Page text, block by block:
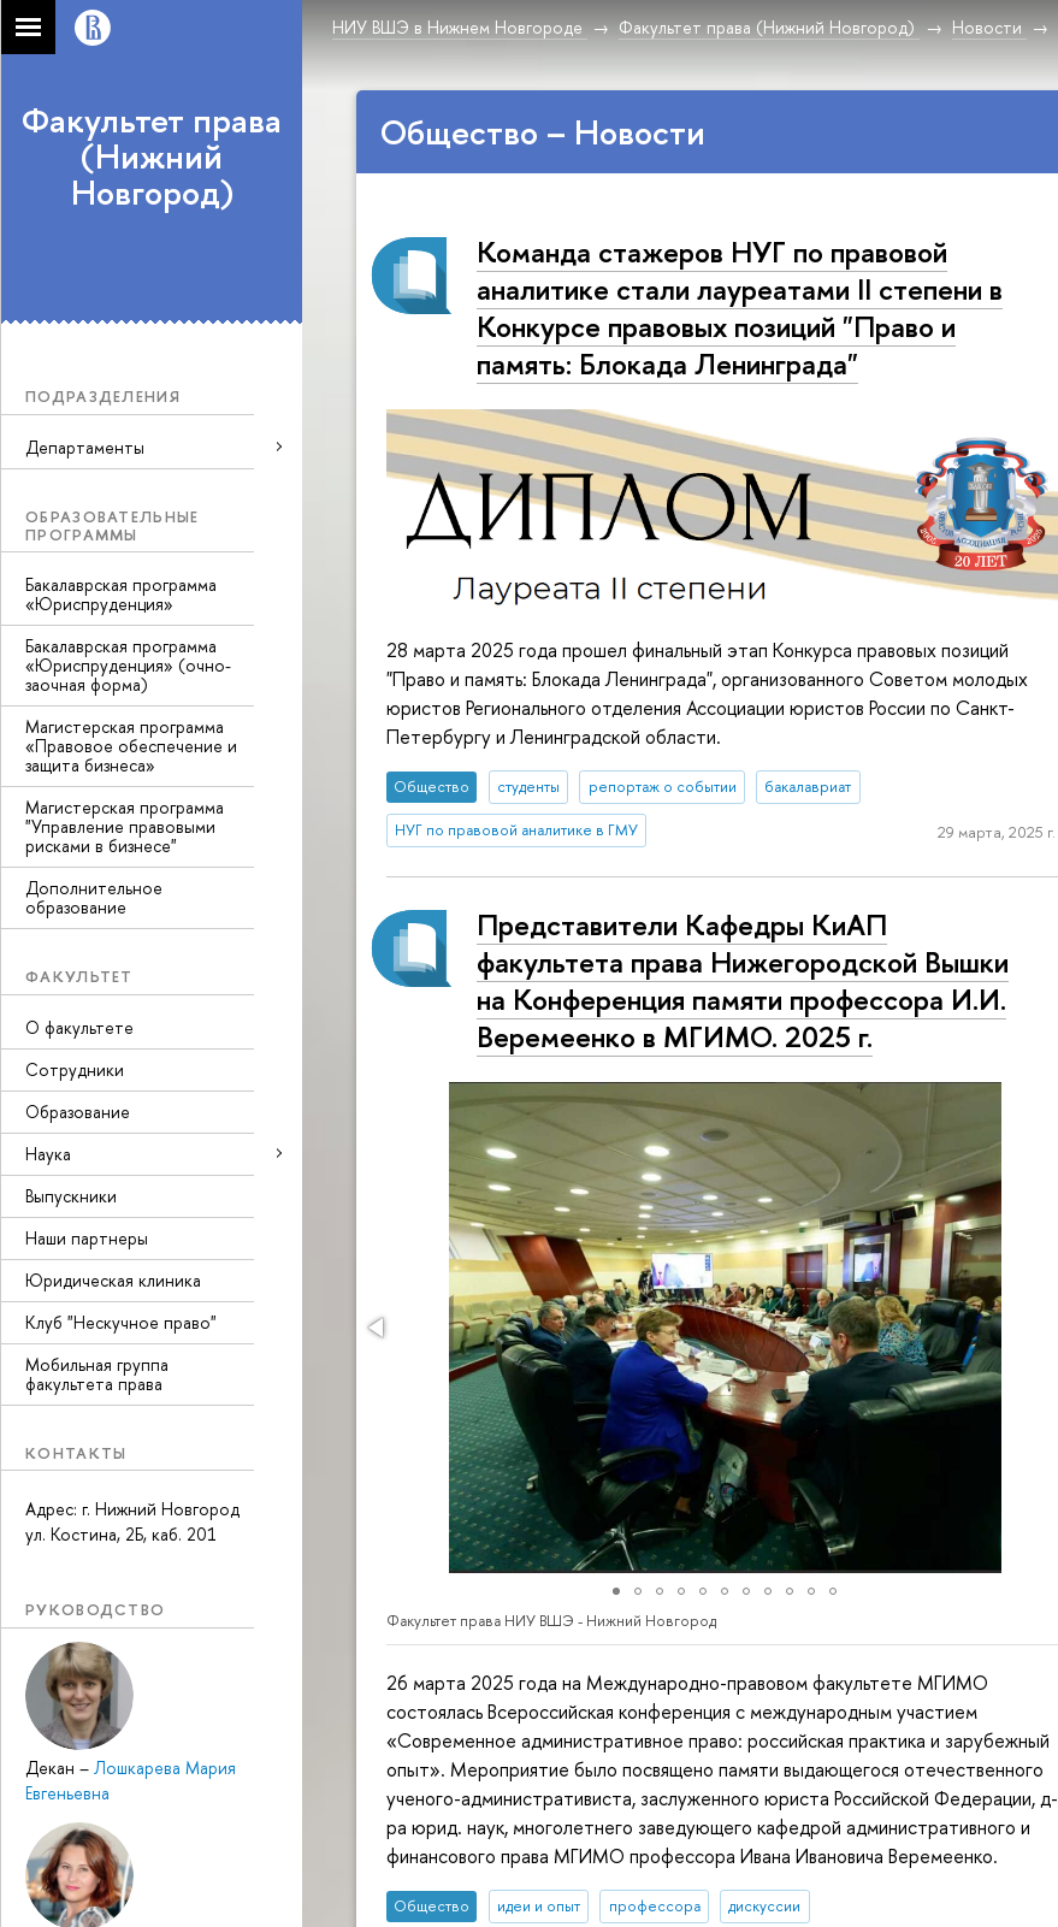
НИУ ВШЭ в Нижнем Новгороде Факультет права (Нижний Новгород) Новости
Факультет права
(Нижний
Новгород)
ПОДРАЗДЕЛЕНИЯ
Департаменты
ОБРАЗОВАТЕЛЬНЫЕ
ПРОГРАММЫ
Бакалаврская программа
«Юриспруденция»
Бакалаврская программа
«Юриспруденция» (очно-
заочная форма)
Магистерская программа
«Правовое обеспечение и
защита бизнеса»
Магистерская программа
"Управление правовыми
рисками в бизнесе"
Дополнительное
образование
ФАКУЛЬТЕТ
О факультете
Сотрудники
Образование
Наука
Выпускники
Наши партнеры
Юридическая клиника
Клуб "Нескучное право"
Мобильная группа
факультета права
КОНТАКТЫ
Адрес: г. Нижний Новгород
ул. Костина, 2Б, каб. 201
РУКОВОДСТВО
Декан – Лошкарева Мария
Евгеньевна
Общество – Новости
Команда стажеров НУГ по правовой
аналитике стали лауреатами II степени в
Конкурсе правовых позиций "Право и
память: Блокада Ленинграда"
28 марта 2025 года прошел финальный этап Конкурса правовых позиций
"Право и память: Блокада Ленинграда", организованного Советом молодых
юристов Регионального отделения Ассоциации юристов России по Санкт-
Петербургу и Ленинградской области.
Общество студенты репортаж о событии бакалавриат
НУГ по правовой аналитике в ГМУ 29 марта, 2025 г.
Представители Кафедры КиАП
факультета права Нижегородской Вышки
на Конференция памяти профессора И.И.
Веремеенко в МГИМО. 2025 г.
Факультет права НИУ ВШЭ - Нижний Новгород
26 марта 2025 года на Международно-правовом факультете МГИМО
состоялась Всероссийская конференция с международным участием
«Современное административное право: российская практика и зарубежный
опыт». Мероприятие было посвящено памяти выдающегося отечественного
ученого-административиста, заслуженного юриста Российской Федерации, д-
ра юрид. наук, многолетнего заведующего кафедрой административного и
финансового права МГИМО профессора Ивана Ивановича Веремеенко.
Общество идеи и опыт профессора дискуссии